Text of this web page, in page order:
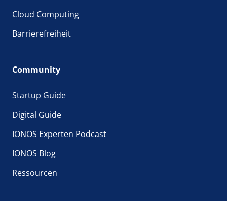
Cloud Computing
Barrierefreiheit
Community
Startup Guide
Digital Guide
IONOS Experten Podcast
IONOS Blog
Ressourcen